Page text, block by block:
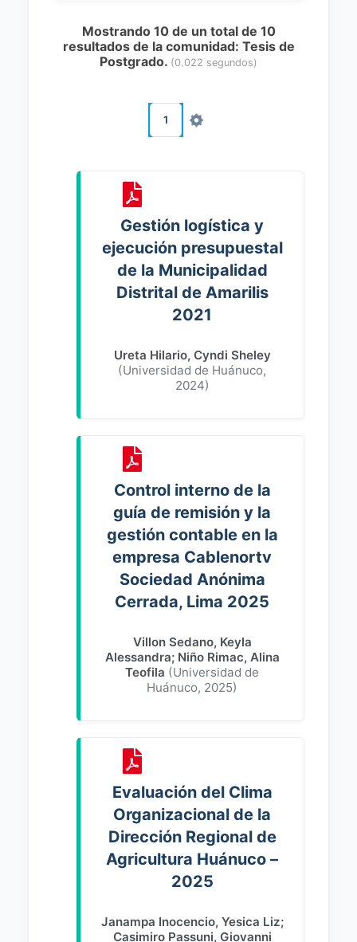
Mostrando 10 de un total de 10
resultados de la comunidad: Tesis de
Postgrado. (0.022 segundos)
1
Gestión logística y
ejecución presupuestal
de la Municipalidad
Distrital de Amarilis
2021
Ureta Hilario, Cyndi Sheley
(Universidad de Huánuco,
2024)
Control interno de la
guía de remisión y la
gestión contable en la
empresa Cablenortv
Sociedad Anónima
Cerrada, Lima 2025
Villon Sedano, Keyla
Alessandra; Niño Rimac, Alina
Teofila (Universidad de
Huánuco, 2025)
Evaluación del Clima
Organizacional de la
Dirección Regional de
Agricultura Huánuco –
2025
Janampa Inocencio, Yesica Liz;
Casimiro Passuni, Giovanni